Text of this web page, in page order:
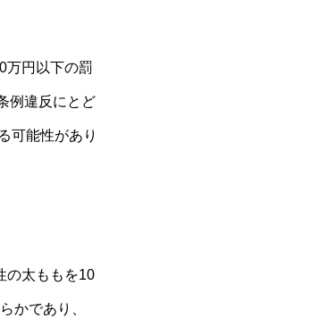
万円以下の罰
例違反にとど
可能性があり
の太ももを10
かであり、